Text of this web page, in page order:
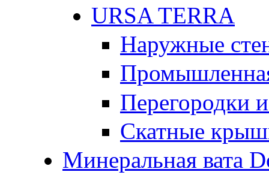
URSA TERRA
Наружные
Перегородки
Скатные
Минеральная вата